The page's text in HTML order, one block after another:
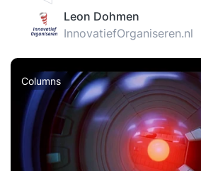
Leon Dohmen
InnovatiefOrganiseren.nl
Columns